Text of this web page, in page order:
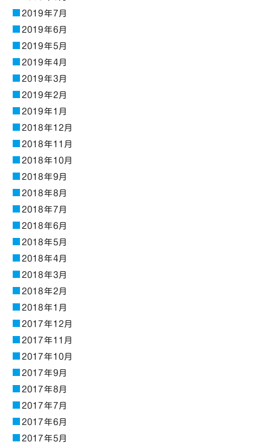
2019年7月
2019年6月
2019年5月
2019年4月
2019年3月
2019年2月
2019年1月
2018年12月
2018年11月
2018年10月
2018年9月
2018年8月
2018年7月
2018年6月
2018年5月
2018年4月
2018年3月
2018年2月
2018年1月
2017年12月
2017年11月
2017年10月
2017年9月
2017年8月
2017年7月
2017年6月
2017年5月